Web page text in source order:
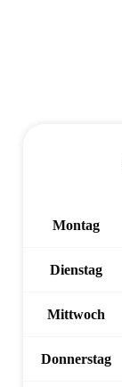
Montag
Dienstag
Mittwoch
Donnerstag